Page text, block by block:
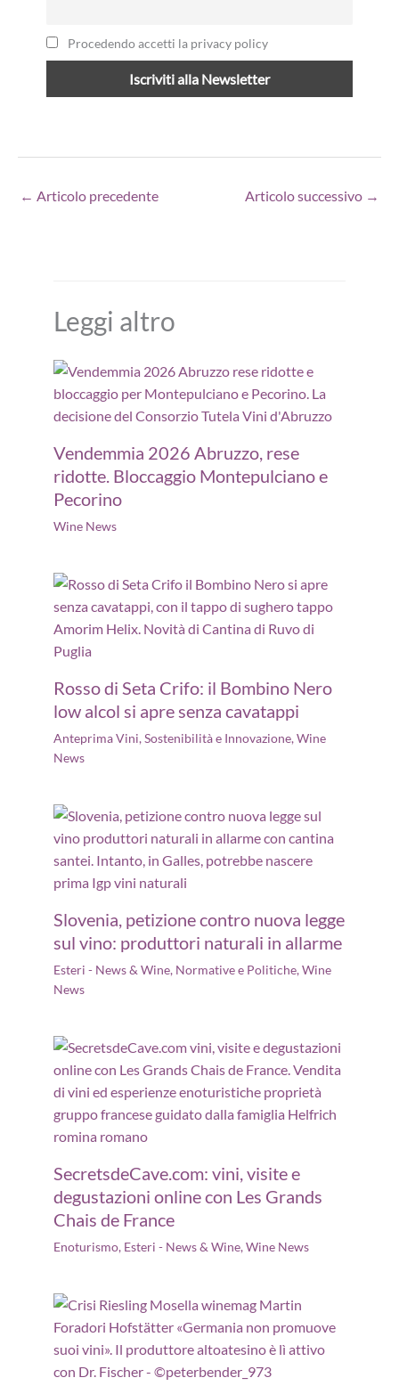
Procedendo accetti la privacy policy
← Articolo precedente Articolo successivo →
Leggi altro
Vendemmia 2026 Abruzzo, rese
ridotte. Bloccaggio Montepulciano e
Pecorino
Wine News
Rosso di Seta Crifo: il Bombino Nero
low alcol si apre senza cavatappi
Anteprima Vini,Sostenibilità e Innovazione,Wine
News
Slovenia, petizione contro nuova legge
sul vino: produttori naturali in allarme
Esteri - News & Wine, Normative e Politiche,Wine
News
SecretsdeCave.com: vini, visite e
degustazioni online con Les Grands
Chais de France
Enoturismo, Esteri - News & Wine,Wine News